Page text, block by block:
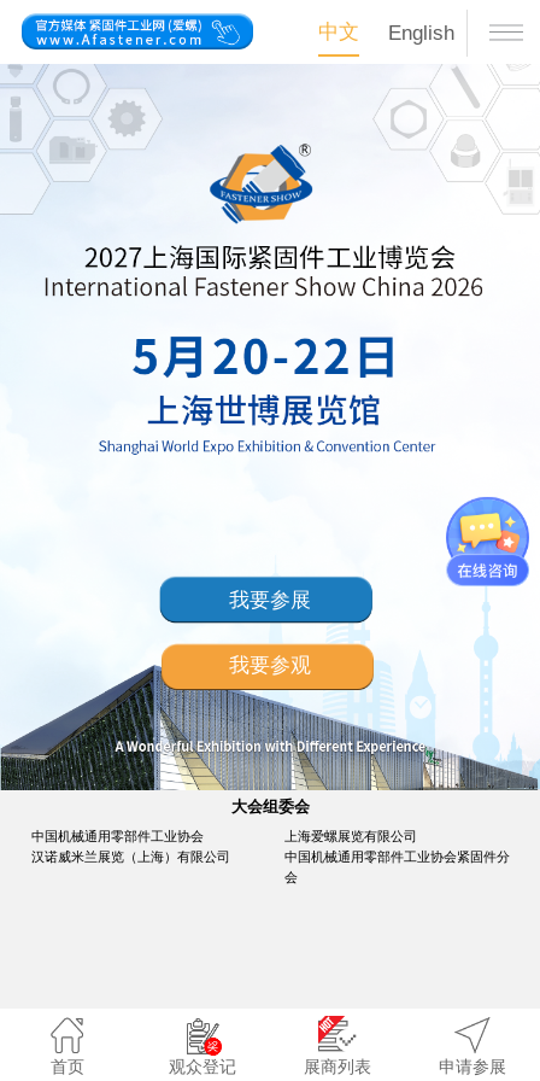
中文 English
我要参展
我要参观
大会组委会
中国机械通用零部件工业协会
上海爱螺展览有限公司
汉诺威米兰展览（上海）有限公司
中国机械通用零部件工业协会紧固件分
会
首页 观众登记 展商列表 申请参展